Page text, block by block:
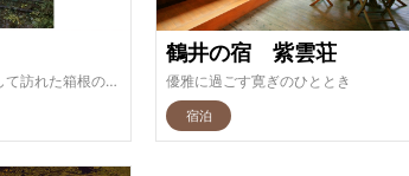
多くの文豪が常宿として訪れた箱根の老舗旅館
鶴井の宿 紫雲荘
優雅に過ごす寛ぎのひととき
宿泊